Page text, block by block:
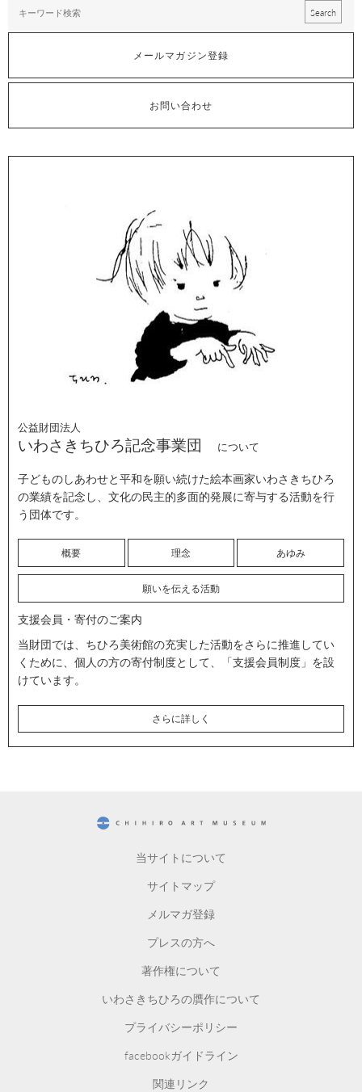
メールマガジン登録
お問い合わせ
公益財団法人
いわさきちひろ記念事業団 について
子どものしあわせと平和を願い続けた絵本画家いわさきちひろ
の業績を記念し、文化の民主的多面的発展に寄与する活動を行
う団体です。
概要 理念 あゆみ
願いを伝える活動
支援会員・寄付のご案内
当財団では、ちひろ美術館の充実した活動をさらに推進してい
くために、個人の方の寄付制度として、「支援会員制度」を設
けています。
さらに詳しく
当サイトについて
サイトマップ
メルマガ登録
プレスの方へ
著作権について
いわさきちひろの贋作について
プライバシーポリシー
facebookガイドライン
関連リンク